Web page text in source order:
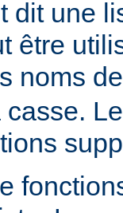
dit une
être
noms